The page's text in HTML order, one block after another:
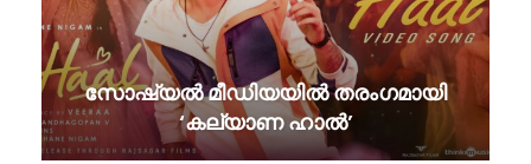
സോഷ്യൽ മീഡിയയിൽ തരംഗമായി
‘കല്യാണ ഹാൽ’